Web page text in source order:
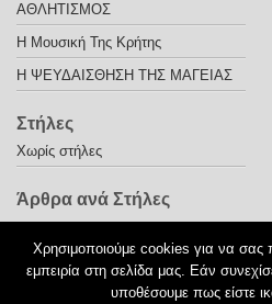
ΑΘΛΗΤΙΣΜΟΣ
Η Μουσική Της Κρήτης
Η ΨΕΥΔΑΙΣΘΗΣΗ ΤΗΣ ΜΑΓΕΙΑΣ
Στήλες
Χωρίς στήλες
Άρθρα ανά Στήλες
Χρησιμοποιούμε cookies για να σας
εμπειρία στη σελίδα μας. Εάν
υποθέσουμε πως είστε